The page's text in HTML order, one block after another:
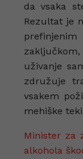
da vsaka
Rezultat je
uživanje
združuje
vsakem
mehiške
Minister za
alkohola